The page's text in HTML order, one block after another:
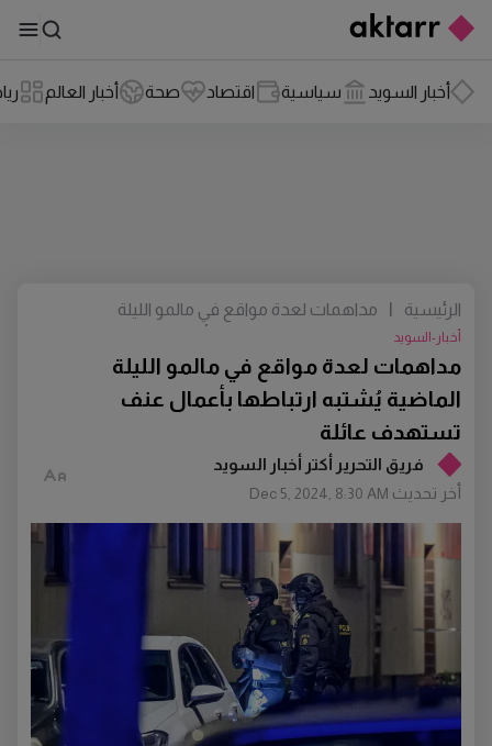
أخبار السويد سياسية اقتصاد صحة أخبار العالم
فريق التحرير أكتر أخبار السويد
أخر تحديث Dec 5, 2024, 8:30 AM
مداهمات لعدة مواقع في مالمو الليلة
الماضية يُشتبه ارتباطها بأعمال عنف
تستهدف عائلة
أخبار-السويد
الرئيسية
مداهمات لعدة مواقع في مالمو الليلة
تستهدف عائلة